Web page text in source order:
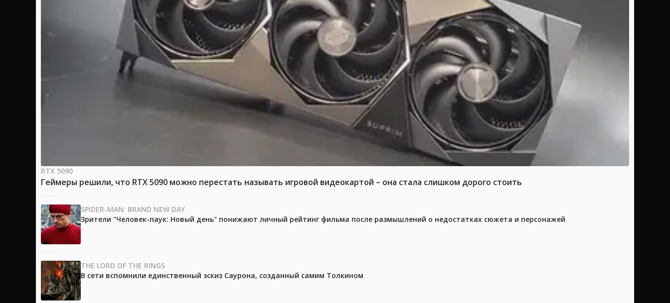
RTX 5090
Геймеры решили, что RTX 5090 можно перестать называть игровой видеокартой – она стала слишком дорого стоить
SPIDER-MAN: BRAND NEW DAY
Зрители "Человек-паук: Новый день" понижают личный рейтинг фильма после размышлений о недостатках сюжета и персонажей
THE LORD OF THE RINGS
В сети вспомнили единственный эскиз Саурона, созданный самим Толкином